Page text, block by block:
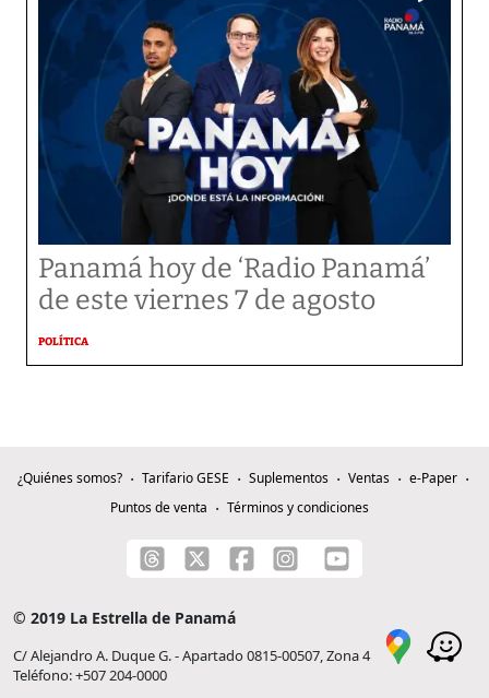
Panamá hoy de ‘Radio Panamá’
de este viernes 7 de agosto
POLÍTICA
¿Quiénes somos? Tarifario GESE Suplementos Ventas
e-Paper
Puntos de venta
Términos y condiciones
© 2019 La Estrella de Panamá
C/ Alejandro A. Duque G. - Apartado 0815-00507, Zona 4
Teléfono: +507 204-0000